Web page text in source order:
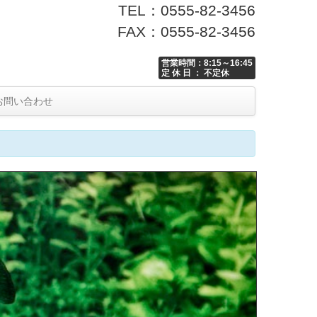
TEL：0555-82-3456
FAX：0555-82-3456
営業時間：8:15～16:45
定 休 日 ： 不定休
い合わせ